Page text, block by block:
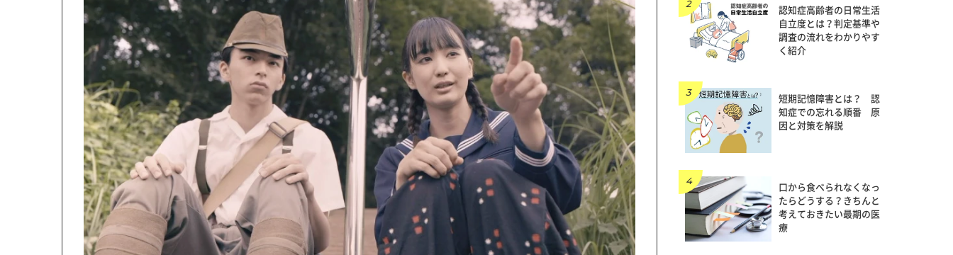
認知症高齢者の日常生活
自立度とは？判定基準や
調査の流れをわかりやす
く紹介
短期記憶障害とは？ 認
知症での忘れる順番 原
因と対策を解説
口から食べられなくなっ
たらどうする？きちんと
考えておきたい最期の医
療